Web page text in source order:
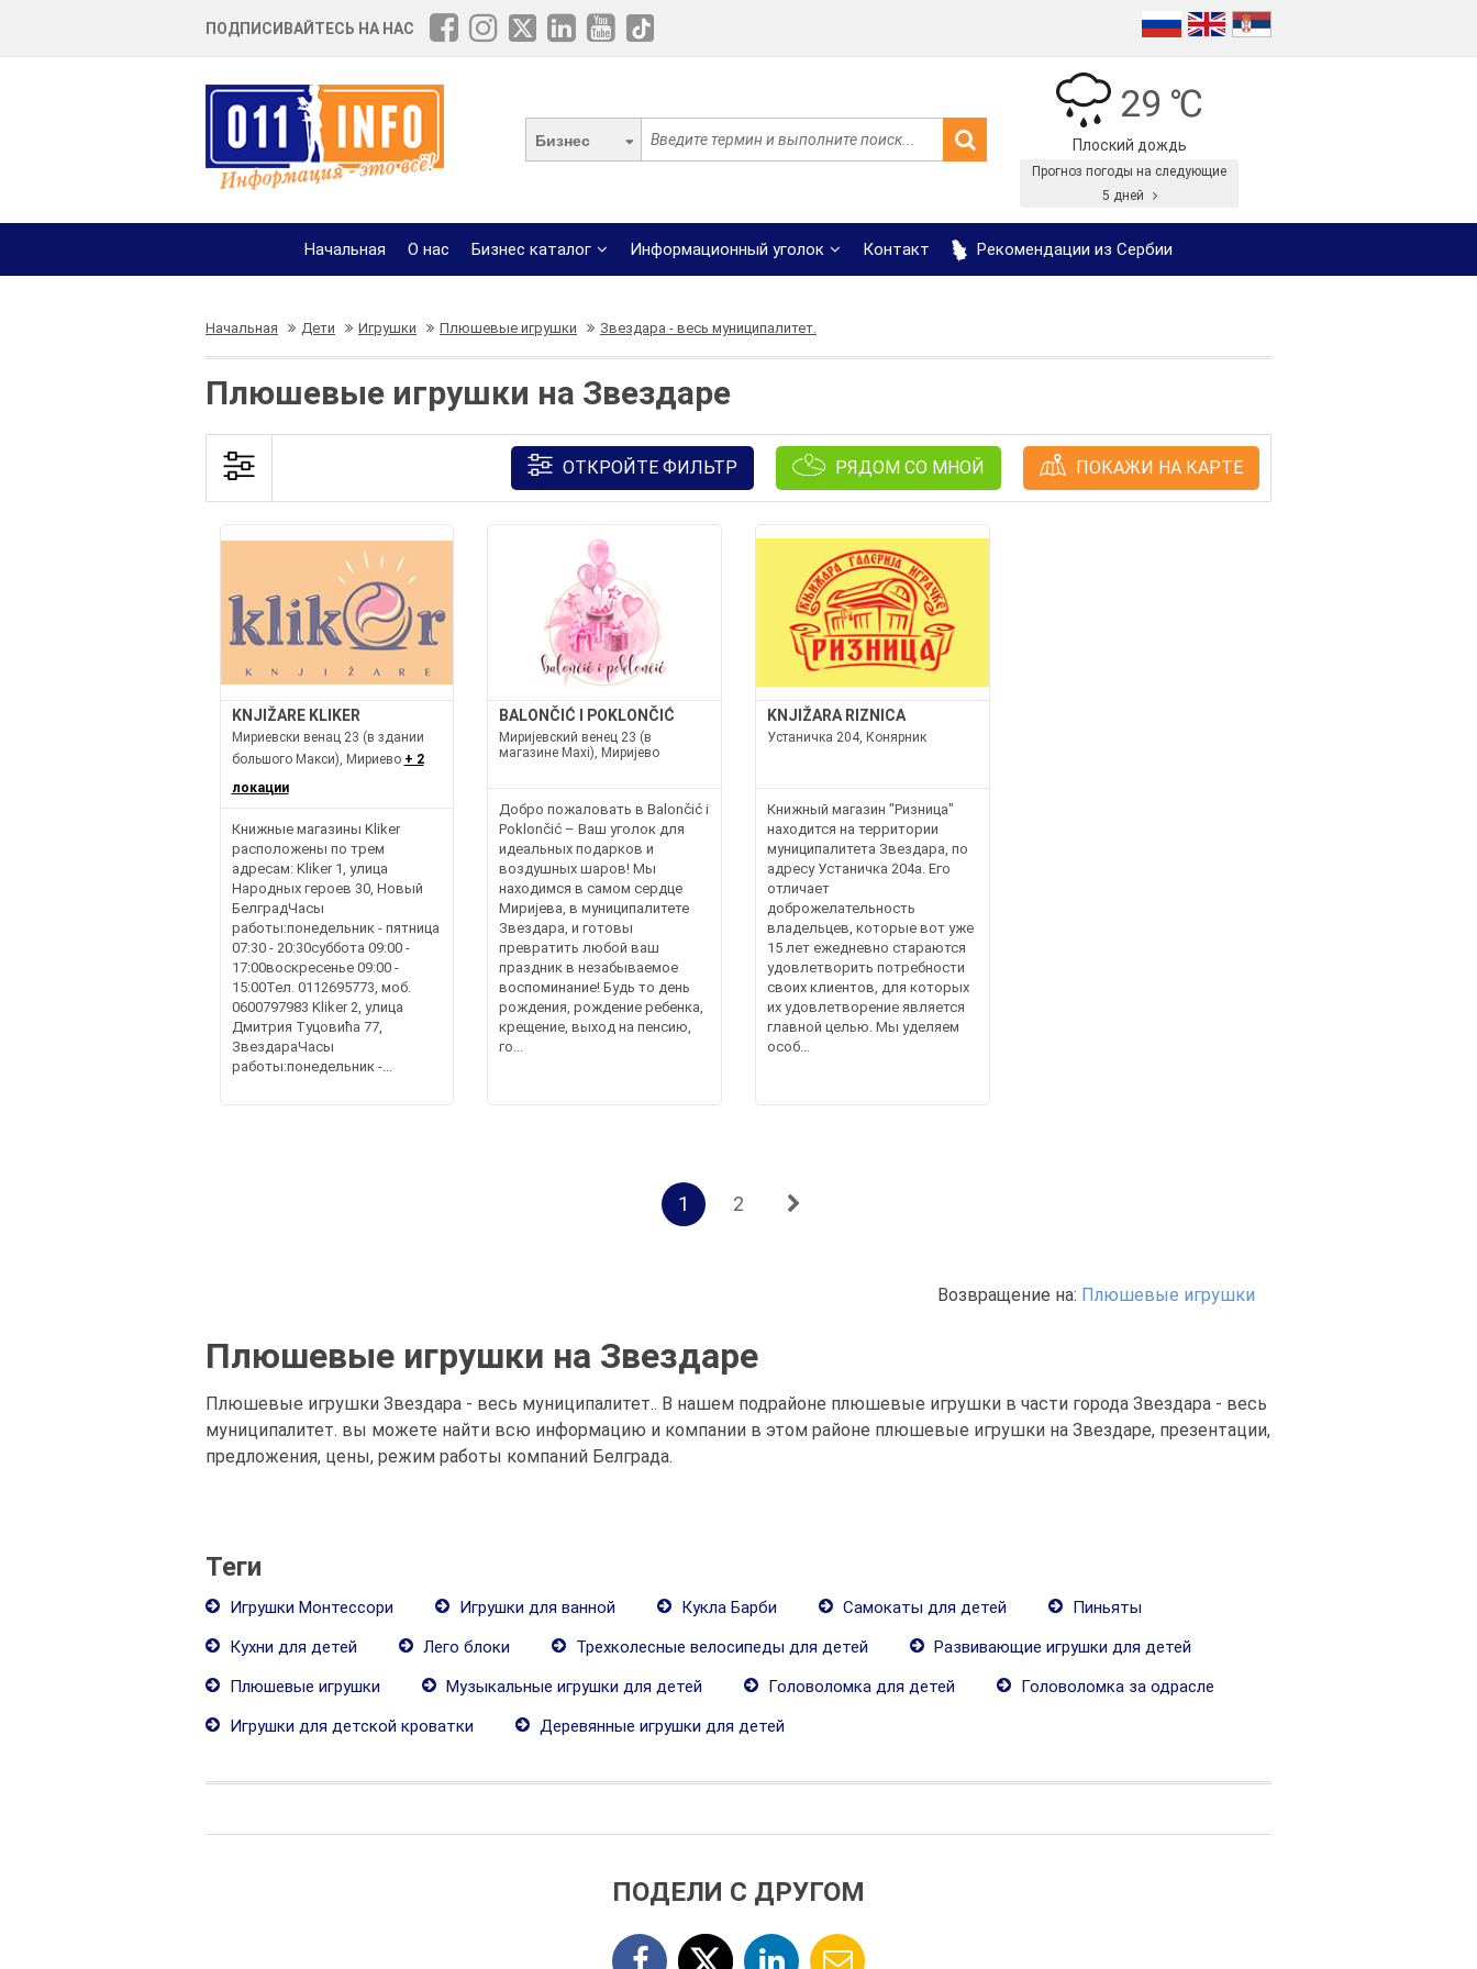
ПОДПИСИВАЙТЕСЬ НА НАС
Бизнес
29 ℃
Плоский дождь
Прогноз погоды на следующие
5 дней
Начальная О нас Бизнес каталог Информационный уголок Контакт Рекомендации из Сербии
Начальная Дети Игрушки Плюшевые игрушки Звездара - весь муниципалитет.
Плюшевые игрушки на Звездаре
ОТКРОЙТЕ ФИЛЬТР РЯДОМ СО МНОЙ ПОКАЖИ НА КАРТЕ
KNJIŽARE KLIKER
Мириевски венац 23 (в здании
большого Макси), Мириево + 2
локации
Книжные магазины Kliker
расположены по трем
адресам: Kliker 1, улица
Народных героев 30, Новый
БелградЧасы
работы:понедельник - пятница
07:30 - 20:30суббота 09:00 -
17:00воскресенье 09:00 -
15:00Тел. 0112695773, моб.
0600797983 Kliker 2, улица
Дмитрия Туцовића 77,
ЗвездараЧасы
работы:понедельник -...
BALONČIĆ I POKLONČIĆ
Миријевский венец 23 (в
магазине Maxi), Миријево
Добро пожаловать в Balončić i
Poklončić – Ваш уголок для
идеальных подарков и
воздушных шаров! Мы
находимся в самом сердце
Миријева, в муниципалитете
Звездара, и готовы
превратить любой ваш
праздник в незабываемое
воспоминание! Будь то день
рождения, рождение ребенка,
крещение, выход на пенсию,
го...
KNJIŽARA RIZNICA
Устаничка 204, Конярник
Книжный магазин "Ризница"
находится на территории
муниципалитета Звездара, по
адресу Устаничка 204a. Его
отличает
доброжелательность
владельцев, которые вот уже
15 лет ежедневно стараются
удовлетворить потребности
своих клиентов, для которых
их удовлетворение является
главной целью. Мы уделяем
особ...
1 2
Возвращение на: Плюшевые игрушки
Плюшевые игрушки на Звездаре
Плюшевые игрушки Звездара - весь муниципалитет.. В нашем подрайоне плюшевые игрушки в части города Звездара - весь
муниципалитет. вы можете найти всю информацию и компании в этом районе плюшевые игрушки на Звездаре, презентации,
предложения, цены, режим работы компаний Белграда.
Теги
Игрушки Монтессори Игрушки для ванной Кукла Барби Самокаты для детей
Пиньяты
Кухни для детей
Лего блоки Трехколесные велосипеды для детей
Развивающие игрушки для детей
Плюшевые игрушки
Музыкальные игрушки для детей Головоломка для детей
Головоломка за одрасле
Игрушки для детской кроватки
Деревянные игрушки для детей
ПОДЕЛИ С ДРУГОМ